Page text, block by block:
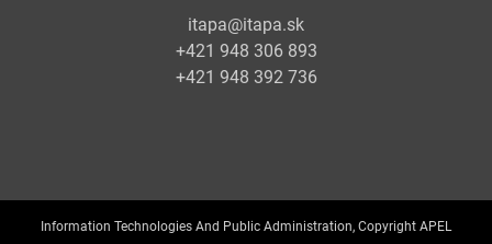
itapa@itapa.sk
+421 948 306 893
+421 948 392 736
Information Technologies And Public Administration, Copyright APEL